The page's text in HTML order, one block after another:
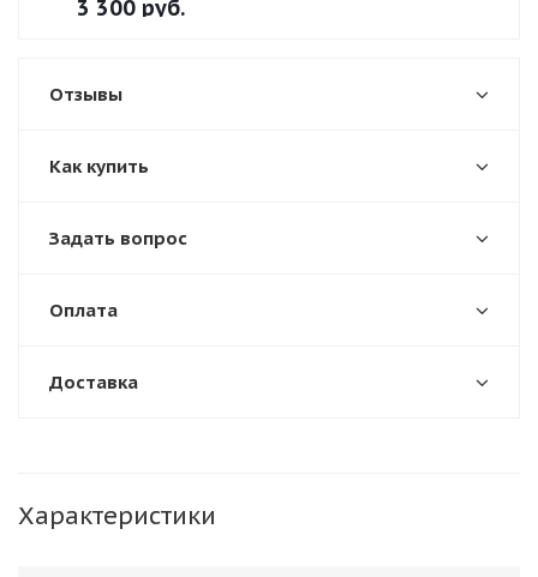
3 300 руб.
Отзывы
Как купить
Задать вопрос
Оплата
Доставка
Характеристики